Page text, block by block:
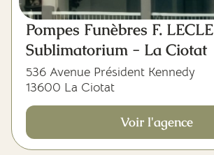
Pompes Funèbres F.
Sublimatorium - La Ciotat
536 Avenue Président Kennedy
13600 La Ciotat
Voir l'agence